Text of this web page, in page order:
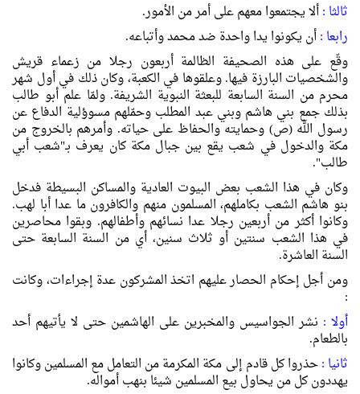
ثالثا :ألا يجتمعوا معهم على أمر من الأمور.
رابعا :أن يكونوا يدا واحدة ضد محمد وأتباعه.
وقّع على هذه الصحيفة الظالمة أربعون رجلا من زعماء قريش
والشخصيات البارزة فيها. وعلقوها في الكعبة، وكان ذلك في أول شهر
محرم من السنة السابعة للبعثة النبوية الشريفة. ولمّا علم أبو طالب
بذلك جمع بني هاشم وبني عبد المطلب وحمّلهم مسوؤلية الدفاع عن
رسول الله (ص) وحمايته والحفاظ على حياته. وأمرهم بالخروج من
مكة والدخول في شعب يقع بين جبال مكة كان يعرف بـ"شعب أبي
طالب".
وكان في هذا الشعب بعض البيوت العادية والمساكن البسيطة فدخل
بنو هاشم الشعب بكاملهم، المسلمون منهم والكافرون ما عدا أبا لهب.
وكانوا أكثر من أربعين رجلا عدا نسائهم وأطفالهم. وبقوا محاصرين
في هذا الشعب سنتين أو ثلاث سنين، أي من السنة السابعة حتى
السنة العاشرة.
ومن أجل إحكام الحصار عليهم اتخذ المشركون عدة إجراءات، وكانت
:
أولا : نشر الجواسيس والمخبرين على الهاشمين حتى لا يأتيهم أحد
بالطعام.
ثانيا :حذروا كل قادم إلى مكة المكرمة من التعامل مع المسلمين وكانوا
يهددون كل من يحاول بيع المسلمين شيئا بنهب أمواله.